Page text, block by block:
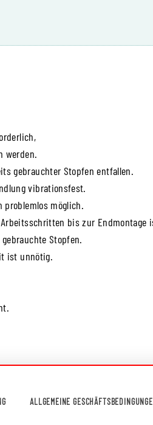
werden.
gebrauchter Stopfen entfallen.
vibrationsfest.
problemlos möglich.
bis zur Endmontage
Stopfen.
ist unnötig.
ALLGEMEINE